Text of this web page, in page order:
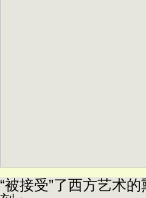
“被接受”了西方艺术